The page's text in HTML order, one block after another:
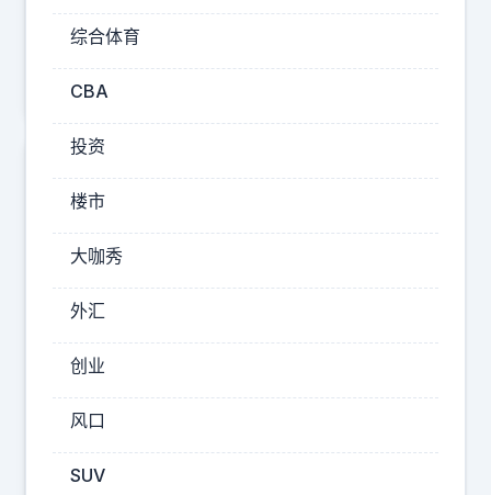
点
赞：
0
评
论
列
表
爱是另
综合体育
CBA
投资
楼市
大咖秀
外汇
创业
风口
SUV